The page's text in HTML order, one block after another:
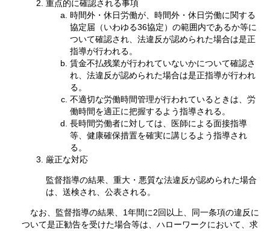
重点的に確認される事項
時間外・休日労働が、時間外・休日労働に関する
協定届（いわゆる36協定）の範囲内であるか等に
ついて確認され、法違反が認められた場合は是正
指導が行われる。
賃金不払残業が行われていないかについて確認さ
れ、法違反が認められた場合は是正指導が行われ
る。
不適切な労働時間管理が行われているときは、労
働時間を適正に把握するよう指導される。
長時間労働者に対しては、医師による面接指導
等、健康確保措置を確実に講じるよう指導され
る。
厳正な対応
監督指導の結果、重大・悪質な法違反が認められた場合
は、送検され、公表される。
なお、監督指導の結果、1年間に2回以上、同一条項の違反に
ついて是正勧告を受けた場合等は、ハローワークにおいて、求